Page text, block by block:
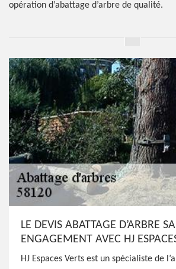
opération d’abattage d’arbre de qualité.
LE DEVIS ABATTAGE D’ARBRE
ENGAGEMENT AVEC HJ
HJ Espaces Verts est un spécialiste de